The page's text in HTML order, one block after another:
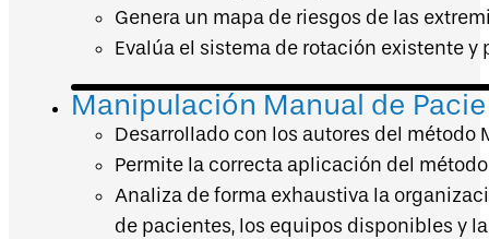
Genera un mapa de riesgos de las
Evalúa el sistema de rotación existente
Manipulación Manual de
Desarrollado con los autores del método
Permite la correcta aplicación del
Analiza de forma exhaustiva la
de pacientes, los equipos disponibles y